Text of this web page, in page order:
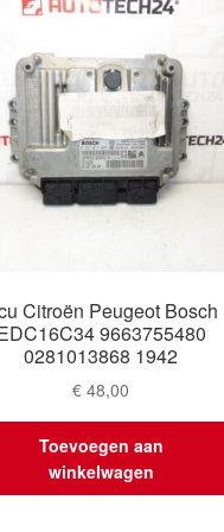
Citroën Peugeot Bosch
9663755480
0281013868 1942
€ 48,00
Toevoegen aan
winkelwagen